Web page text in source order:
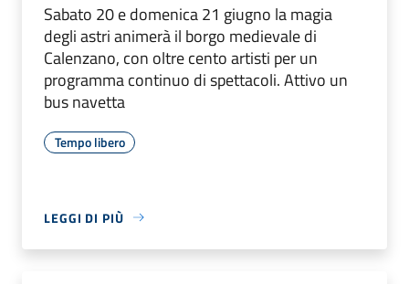
Sabato 20 e domenica 21 giugno la magia
degli astri animerà il borgo medievale di
Calenzano, con oltre cento artisti per un
programma continuo di spettacoli. Attivo un
bus navetta
Tempo libero
LEGGI DI PIÙ